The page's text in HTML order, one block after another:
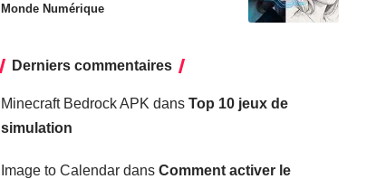
Monde Numérique
Derniers commentaires
Minecraft Bedrock APK dans Top 10 jeux de
simulation
Image to Calendardans Comment activer le